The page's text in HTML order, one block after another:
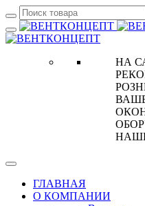
НА
ГЛАВНАЯ
О КОМПАНИИ